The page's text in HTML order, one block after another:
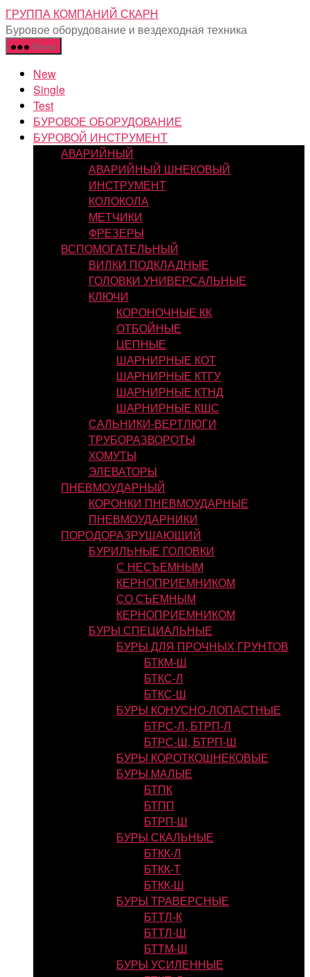
Перейти
к
содержимому
ГРУППА КОМПАНИЙ СКАРН
Буровое оборудование и вездеходная техника
Меню
New
Single
Test
БУРОВОЕ ОБОРУДОВАНИЕ
БУРОВОЙ ИНСТРУМЕНТ
АВАРИЙНЫЙ
АВАРИЙНЫЙ ШНЕКОВЫЙ
ИНСТРУМЕНТ
КОЛОКОЛА
МЕТЧИКИ
ФРЕЗЕРЫ
ВСПОМОГАТЕЛЬНЫЙ
ВИЛКИ ПОДКЛАДНЫЕ
ГОЛОВКИ УНИВЕРСАЛЬНЫЕ
КЛЮЧИ
КОРОНОЧНЫЕ КК
ОТБОЙНЫЕ
ЦЕПНЫЕ
ШАРНИРНЫЕ КОТ
ШАРНИРНЫЕ КТГУ
ШАРНИРНЫЕ КТНД
ШАРНИРНЫЕ КШС
САЛЬНИКИ-ВЕРТЛЮГИ
ТРУБОРАЗВОРОТЫ
ХОМУТЫ
ЭЛЕВАТОРЫ
ПНЕВМОУДАРНЫЙ
КОРОНКИ ПНЕВМОУДАРНЫЕ
ПНЕВМОУДАРНИКИ
ПОРОДОРАЗРУШАЮЩИЙ
БУРИЛЬНЫЕ ГОЛОВКИ
С НЕСЪЕМНЫМ
КЕРНОПРИЕМНИКОМ
СО СЪЕМНЫМ
КЕРНОПРИЕМНИКОМ
БУРЫ СПЕЦИАЛЬНЫЕ
БУРЫ ДЛЯ ПРОЧНЫХ ГРУНТОВ
БТКМ-Ш
БТКС-Л
БТКС-Ш
БУРЫ КОНУСНО-ЛОПАСТНЫЕ
БТРС-Л, БТРП-Л
БТРС-Ш, БТРП-Ш
БУРЫ КОРОТКОШНЕКОВЫЕ
БУРЫ МАЛЫЕ
БТПК
БТПП
БТРП-Ш
БУРЫ СКАЛЬНЫЕ
БТКК-Л
БТКК-Т
БТКК-Ш
БУРЫ ТРАВЕРСНЫЕ
БТТЛ-К
БТТЛ-Ш
БТТМ-Ш
БУРЫ УСИЛЕННЫЕ